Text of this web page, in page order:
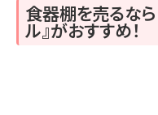
食器棚を売るな
ル』がおすすめ！